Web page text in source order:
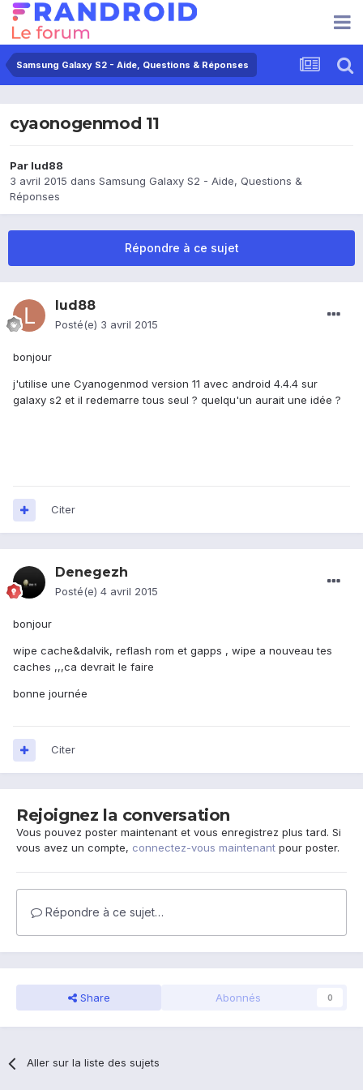
Samsung Galaxy S2 - Aide, Questions & Réponses
cyaonogenmod 11
Par lud88
3 avril 2015 dans Samsung Galaxy S2 - Aide, Questions &
Réponses
Répondre à ce sujet
lud88
Posté(e) 3 avril 2015
bonjour
j'utilise une Cyanogenmod version 11 avec android 4.4.4 sur
galaxy s2 et il redemarre tous seul ? quelqu'un aurait une idée ?
Citer
Denegezh
Posté(e) 4 avril 2015
bonjour
wipe cache&dalvik, reflash rom et gapps , wipe a nouveau tes
caches ,,,ca devrait le faire
bonne journée
Citer
Rejoignez la conversation
Vous pouvez poster maintenant et vous enregistrez plus tard. Si
vous avez un compte, connectez-vous maintenant pour poster.
Répondre à ce sujet…
Share Abonnés 0
Aller sur la liste des sujets